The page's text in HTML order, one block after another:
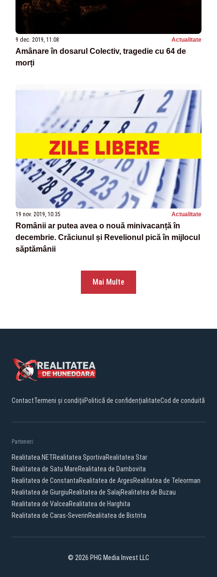
9 dec. 2019, 11:08 Actualitate
Amânare în dosarul Colectiv, tragedie cu 64 de
morți
19 nov. 2019, 10:35 Actualitate
Românii ar putea avea o nouă minivacanță în
decembrie. Crăciunul și Revelionul pică în mijlocul
săptămânii
Mai Multe
ContactTermeni și condițiiPolitică de confidențialitateCod de conduită
Parteneri:
Realitatea.NETRealitatea SportivaRealitatea Star
Realitatea de Satu MareRealitatea de Dambovita
Realitatea de ConstantaRealitatea de ArgesRealitatea de Teleorman
Realitatea de GiurgiuRealitatea de SalajRealitatea de Buzau
Realitatea de ValceaRealitatea de Harghita
Realitatea de Caras-SeverinRealitatea de Bistrita
© 2026 PHG Media Invest LLC